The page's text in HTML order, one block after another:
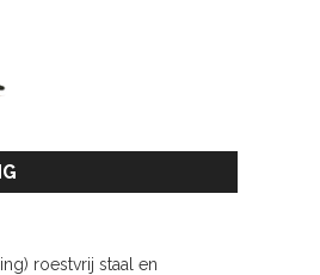
roestvrij staal en